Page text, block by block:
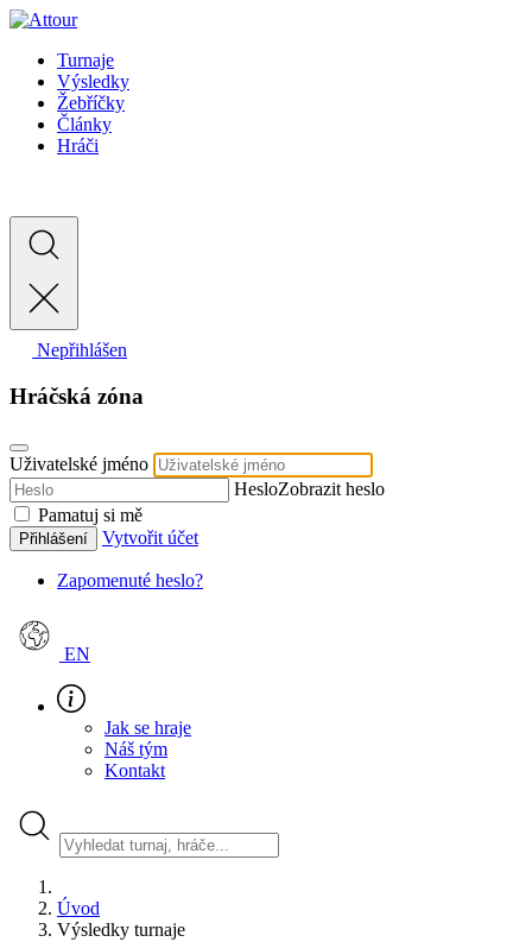
Turnaje
Výsledky
Žebříčky
Články
Hráči
Nepřihlášen
Hráčská zóna
Uživatelské jméno
HesloZobrazit heslo
Pamatuj si mě
Přihlášení Vytvořit účet
Zapomenuté heslo?
EN
Jak se hraje
Náš tým
Kontakt
Úvod
Výsledky turnaje